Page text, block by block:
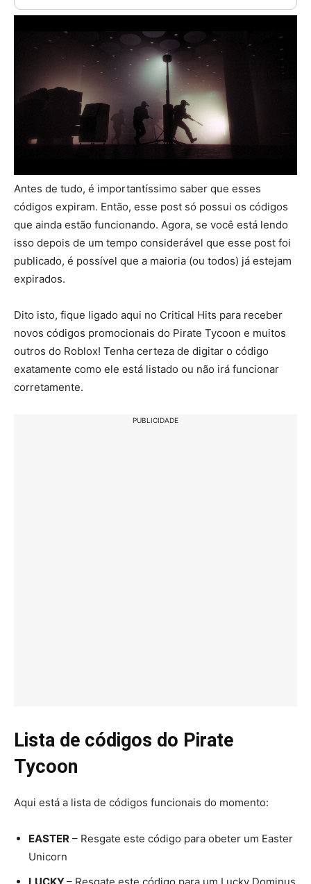
Antes de tudo, é importantíssimo saber que esses
códigos expiram. Então, esse post só possui os códigos
que ainda estão funcionando. Agora, se você está lendo
isso depois de um tempo considerável que esse post foi
publicado, é possível que a maioria (ou todos) já estejam
expirados.
Dito isto, fique ligado aqui no Critical Hits para receber
novos códigos promocionais do Pirate Tycoon e muitos
outros do Roblox! Tenha certeza de digitar o código
exatamente como ele está listado ou não irá funcionar
corretamente.
PUBLICIDADE
Lista de códigos do Pirate
Tycoon
Aqui está a lista de códigos funcionais do momento:
EASTER – Resgate este código para obeter um Easter
Unicorn